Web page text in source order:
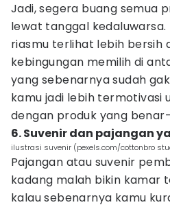
Jadi, segera buang semua
lewat tanggal
riasmu terlihat lebih bersih
kebingungan memilih di
yang sebenarnya sudah
kamu jadi lebih termotivasi
dengan produk yang
6. Suvenir dan pajangan
ilustrasi suvenir (pexels.com/cottonbro
Pajangan atau suvenir
kadang malah bikin kamar
kalau sebenarnya kamu